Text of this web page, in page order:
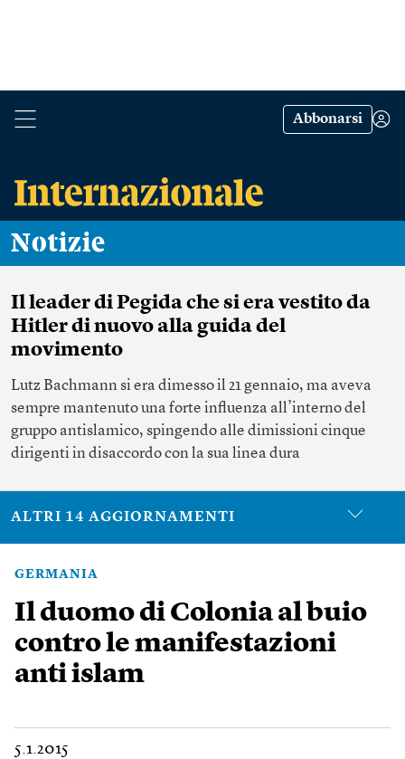
Abbonarsi
Notizie
Il leader di Pegida che si era vestito da
Hitler di nuovo alla guida del
movimento
Lutz Bachmann si era dimesso il 21 gennaio, ma aveva
sempre mantenuto una forte influenza all’interno del
gruppo antislamico, spingendo alle dimissioni cinque
dirigenti in disaccordo con la sua linea dura
ALTRI 14 AGGIORNAMENTI
GERMANIA
Il duomo di Colonia al buio
contro le manifestazioni
anti islam
5.1.2015